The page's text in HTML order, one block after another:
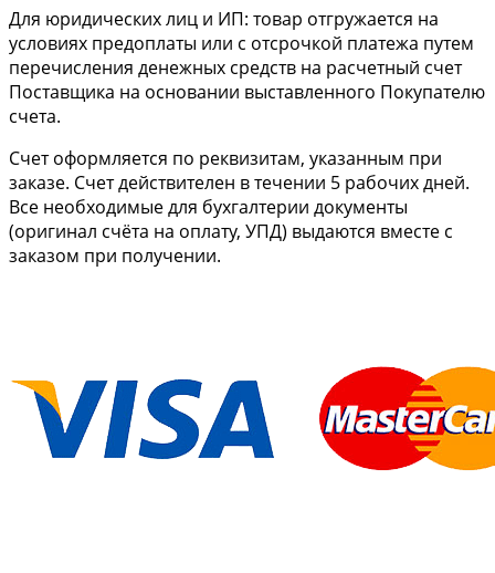
Для юридических лиц и ИП: товар отгружается на
условиях предоплаты или с отсрочкой платежа путем
перечисления денежных средств на расчетный счет
Поставщика на основании выставленного Покупателю
счета.
Cчет оформляется по реквизитам, указанным при
заказе. Счет действителен в течении 5 рабочих дней.
Все необходимые для бухгалтерии документы
(оригинал счёта на оплату, УПД) выдаются вместе с
заказом при получении.